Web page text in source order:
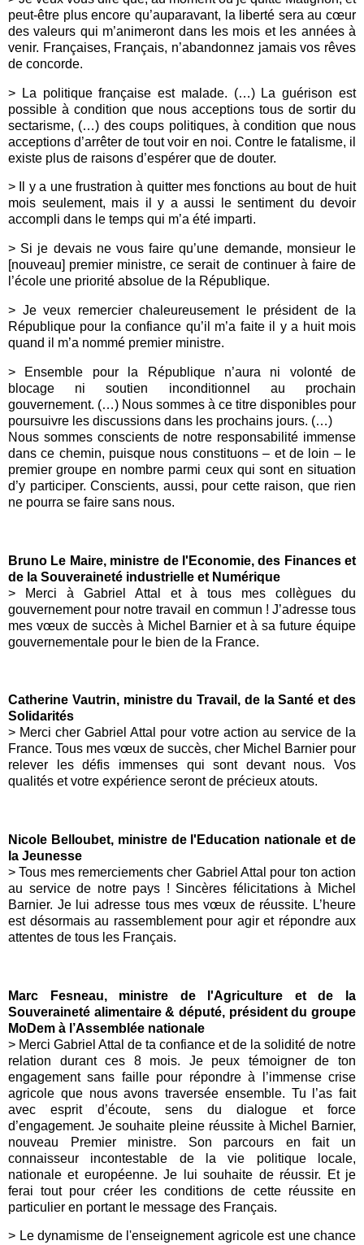
peut-être plus encore qu’auparavant, la liberté sera au cœur
des valeurs qui m’animeront dans les mois et les années à
venir. Françaises, Français, n’abandonnez jamais vos rêves
de concorde.
> La politique française est malade. (…) La guérison est
possible à condition que nous acceptions tous de sortir du
sectarisme, (…) des coups politiques, à condition que nous
acceptions d’arrêter de tout voir en noi. Contre le fatalisme, il
existe plus de raisons d’espérer que de douter.
> Il y a une frustration à quitter mes fonctions au bout de huit
mois seulement, mais il y a aussi le sentiment du devoir
accompli dans le temps qui m’a été imparti.
> Si je devais ne vous faire qu’une demande, monsieur le
[nouveau] premier ministre, ce serait de continuer à faire de
l’école une priorité absolue de la République.
> Je veux remercier chaleureusement le président de la
République pour la confiance qu’il m’a faite il y a huit mois
quand il m’a nommé premier ministre.
> Ensemble pour la République n’aura ni volonté de
blocage ni soutien inconditionnel au prochain
gouvernement. (…) Nous sommes à ce titre disponibles pour
poursuivre les discussions dans les prochains jours. (…)
Nous sommes conscients de notre responsabilité immense
dans ce chemin, puisque nous constituons – et de loin – le
premier groupe en nombre parmi ceux qui sont en situation
d’y participer. Conscients, aussi, pour cette raison, que rien
ne pourra se faire sans nous.
Bruno Le Maire, ministre de l'Economie, des Finances et
de la Souveraineté industrielle et Numérique
> Merci à Gabriel Attal et à tous mes collègues du
gouvernement pour notre travail en commun ! J’adresse tous
mes vœux de succès à Michel Barnier et à sa future équipe
gouvernementale pour le bien de la France.
Catherine Vautrin, ministre du Travail, de la Santé et des
Solidarités
> Merci cher Gabriel Attal pour votre action au service de la
France. Tous mes vœux de succès, cher Michel Barnier pour
relever les défis immenses qui sont devant nous. Vos
qualités et votre expérience seront de précieux atouts.
Nicole Belloubet, ministre de l'Education nationale et de
la Jeunesse
> Tous mes remerciements cher Gabriel Attal pour ton action
au service de notre pays ! Sincères félicitations à Michel
Barnier. Je lui adresse tous mes vœux de réussite. L’heure
est désormais au rassemblement pour agir et répondre aux
attentes de tous les Français.
Marc Fesneau, ministre de l'Agriculture et de la
Souveraineté alimentaire & député, président du groupe
MoDem à l’Assemblée nationale
> Merci Gabriel Attal de ta confiance et de la solidité de notre
relation durant ces 8 mois. Je peux témoigner de ton
engagement sans faille pour répondre à l’immense crise
agricole que nous avons traversée ensemble. Tu l’as fait
avec esprit d’écoute, sens du dialogue et force
d’engagement. Je souhaite pleine réussite à Michel Barnier,
nouveau Premier ministre. Son parcours en fait un
connaisseur incontestable de la vie politique locale,
nationale et européenne. Je lui souhaite de réussir. Et je
ferai tout pour créer les conditions de cette réussite en
particulier en portant le message des Français.
> Le dynamisme de l'enseignement agricole est une chance